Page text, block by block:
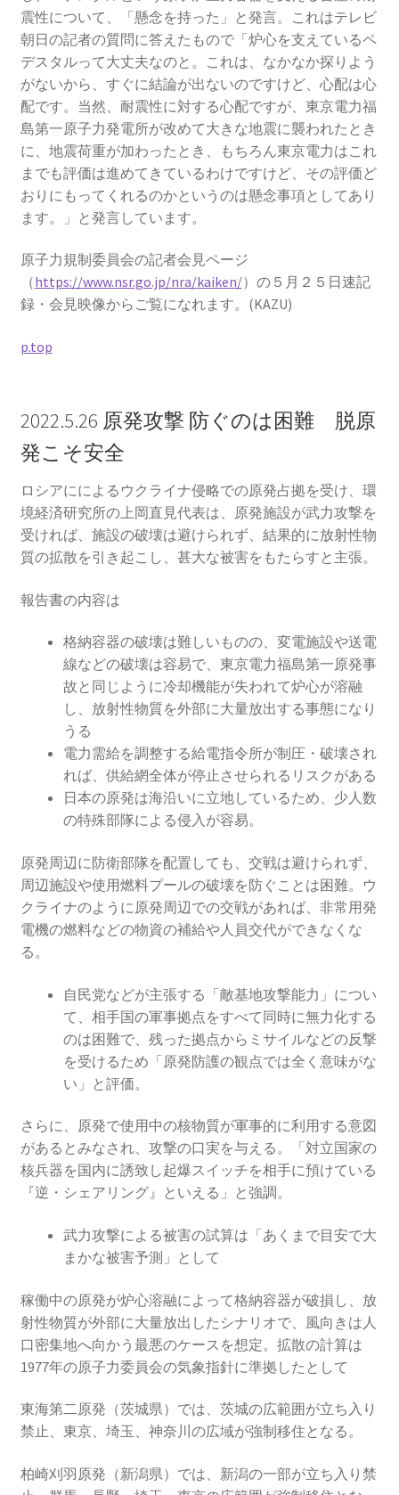
震性について、「懸念を持った」と発言。これはテレビ
朝日の記者の質問に答えたもので「炉心を支えているペ
デスタルって大丈夫なのと。これは、なかなか探りよう
がないから、すぐに結論が出ないのですけど、心配は心
配です。当然、耐震性に対する心配ですが、東京電力福
島第一原子力発電所が改めて大きな地震に襲われたとき
に、地震荷重が加わったとき、もちろん東京電力はこれ
までも評価は進めてきているわけですけど、その評価ど
おりにもってくれるのかというのは懸念事項としてあり
ます。」と発言しています。
原子力規制委員会の記者会見ページ
（https://www.nsr.go.jp/nra/kaiken/）の５月２５日速記
録・会見映像からご覧になれます。(KAZU)
p.top
2022.5.26 原発攻撃 防ぐのは困難 脱原
発こそ安全
ロシアにによるウクライナ侵略での原発占拠を受け、環
境経済研究所の上岡直見代表は、原発施設が武力攻撃を
受ければ、施設の破壊は避けられず、結果的に放射性物
質の拡散を引き起こし、甚大な被害をもたらすと主張。
報告書の内容は
格納容器の破壊は難しいものの、変電施設や送電
線などの破壊は容易で、東京電力福島第一原発事
故と同じように冷却機能が失われて炉心が溶融
し、放射性物質を外部に大量放出する事態になり
うる
電力需給を調整する給電指令所が制圧・破壊され
れば、供給網全体が停止させられるリスクがある
日本の原発は海沿いに立地しているため、少人数
の特殊部隊による侵入が容易。
原発周辺に防衛部隊を配置しても、交戦は避けられず、
周辺施設や使用燃料プールの破壊を防ぐことは困難。ウ
クライナのように原発周辺での交戦があれば、非常用発
電機の燃料などの物資の補給や人員交代ができなくな
る。
自民党などが主張する「敵基地攻撃能力」につい
て、相手国の軍事拠点をすべて同時に無力化する
のは困難で、残った拠点からミサイルなどの反撃
を受けるため「原発防護の観点では全く意味がな
い」と評価。
さらに、原発で使用中の核物質が軍事的に利用する意図
があるとみなされ、攻撃の口実を与える。「対立国家の
核兵器を国内に誘致し起爆スイッチを相手に預けている
『逆・シェアリング』といえる」と強調。
武力攻撃による被害の試算は「あくまで目安で大
まかな被害予測」として
稼働中の原発が炉心溶融によって格納容器が破損し、放
射性物質が外部に大量放出したシナリオで、風向きは人
口密集地へ向かう最悪のケースを想定。拡散の計算は
1977年の原子力委員会の気象指針に準拠したとして
東海第二原発（茨城県）では、茨城の広範囲が立ち入り
禁止、東京、埼玉、神奈川の広域が強制移住となる。
柏崎刈羽原発（新潟県）では、新潟の一部が立ち入り禁